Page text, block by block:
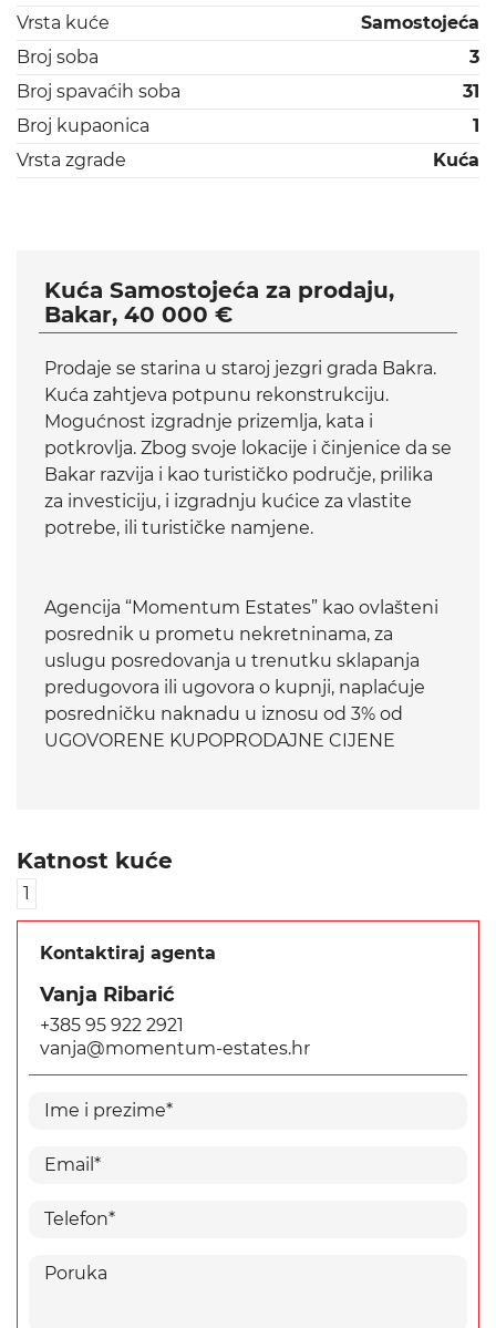
Vrsta kuće
Samostojeća
Broj soba
3
Broj spavaćih soba
31
Broj kupaonica
1
Vrsta zgrade
Kuća
Kuća Samostojeća za prodaju,
Bakar, 40 000 €
Prodaje se starina u staroj jezgri grada Bakra.
Kuća zahtjeva potpunu rekonstrukciju.
Mogućnost izgradnje prizemlja, kata i
potkrovlja. Zbog svoje lokacije i činjenice da se
Bakar razvija i kao turističko područje, prilika
za investiciju, i izgradnju kućice za vlastite
potrebe, ili turističke namjene.
Agencija “Momentum Estates” kao ovlašteni
posrednik u prometu nekretninama, za
uslugu posredovanja u trenutku sklapanja
predugovora ili ugovora o kupnji, naplaćuje
posredničku naknadu u iznosu od 3% od
UGOVORENE KUPOPRODAJNE CIJENE
Katnost kuće
1
Kontaktiraj agenta
Vanja Ribarić
+385 95 922 2921
vanja@momentum-estates.hr